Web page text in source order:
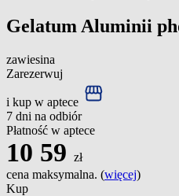
Gelatum Aluminii
zawiesina
Zarezerwuj
i kup w aptece
7 dni na odbiór
Płatność w aptece
10 59 zł
cena maksymalna. (więcej)
Kup